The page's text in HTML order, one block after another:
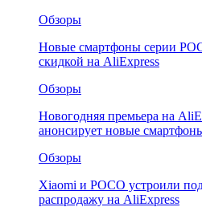
Обзоры
Новые смартфоны серии
скидкой на AliExpress
Обзоры
Новогодняя премьера на
анонсирует новые
Обзоры
Xiaomi и POCO устроили
распродажу на AliExpress